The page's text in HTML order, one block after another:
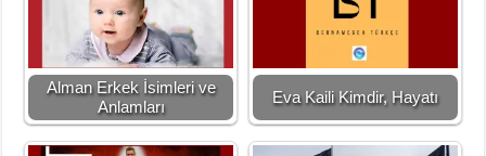
Alman Erkek İsimleri ve
Anlamları
Eva Kaili Kimdir, Hayatı